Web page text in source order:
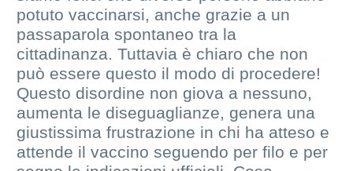
potuto vaccinarsi, anche grazie a un
passaparola spontaneo tra la
cittadinanza. Tuttavia è chiaro che non
può essere questo il modo di procedere!
Questo disordine non giova a nessuno,
aumenta le diseguaglianze, genera una
giustissima frustrazione in chi ha atteso e
attende il vaccino seguendo per filo e per